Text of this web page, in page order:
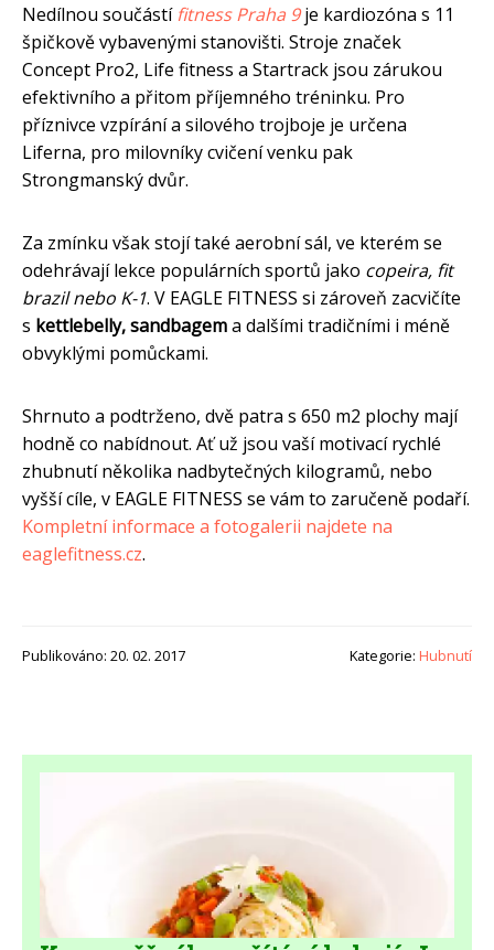
Nedílnou součástí fitness Praha 9je kardiozóna s 11
špičkově vybavenými stanovišti. Stroje značek
Concept Pro2, Life fitness a Startrack jsou zárukou
efektivního a přitom příjemného tréninku. Pro
příznivce vzpírání a silového trojboje je určena
Liferna, pro milovníky cvičení venku pak
Strongmanský dvůr.
Za zmínku však stojí také aerobní sál, ve kterém se
odehrávají lekce populárních sportů jako copeira, fit
brazil nebo K-1. V EAGLE FITNESS si zároveň zacvičíte
s kettlebelly, sandbagema dalšími tradičními i méně
obvyklými pomůckami.
Shrnuto a podtrženo, dvě patra s 650 m2 plochy mají
hodně co nabídnout. Ať už jsou vaší motivací rychlé
zhubnutí několika nadbytečných kilogramů, nebo
vyšší cíle, v EAGLE FITNESS se vám to zaručeně podaří.
Kompletní informace a fotogalerii najdete na
eaglefitness.cz.
Publikováno: 20. 02. 2017 Kategorie: Hubnutí